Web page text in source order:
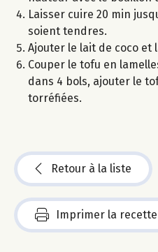
Laisser cuire 20 min
soient tendres.
Ajouter le lait de coco et
Couper le tofu en
dans 4 bols, ajouter le
torréfiées.
Retour à la liste
Imprimer la recette